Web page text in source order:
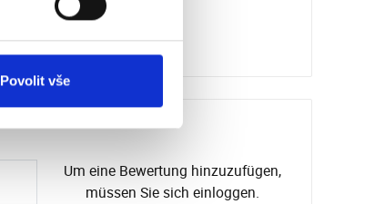
Povolit vše
Um eine Bewertung hinzuzufügen,
müssen Sie sich einloggen.